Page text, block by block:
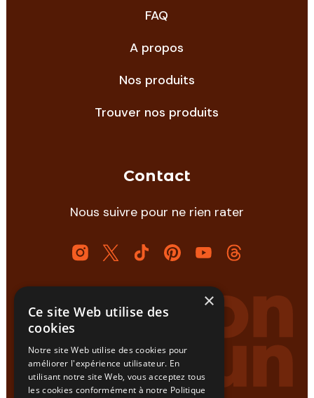
FAQ
A propos
Nos produits
Trouver nos produits
Contact
Nous suivre pour ne rien rater
×
Ce site Web utilise des
cookies
Notre site Web utilise des cookies pour
améliorer l'expérience utilisateur. En
utilisant notre site Web, vous acceptez tous
les cookies conformément à notre Politique